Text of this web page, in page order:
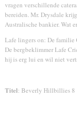
vragen verschillende
bereiden. Mr. Drysdale
Australische bankier. Wat
Lafe lingers on: De familie
De bergbeklimmer Lafe
hij is erg lui en wil niet
Titel: Beverly Hillbillies 8